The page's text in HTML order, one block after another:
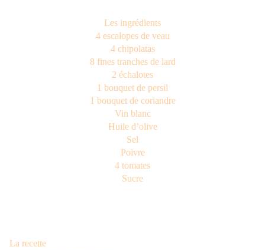
Les ingrédients
4 escalopes de veau
4 chipolatas
8 fines tranches de lard
2 échalotes
1 bouquet de persil
1 bouquet de coriandre
Vin blanc
Huile d’olive
Sel
Poivre
4 tomates
Sucre
La recette